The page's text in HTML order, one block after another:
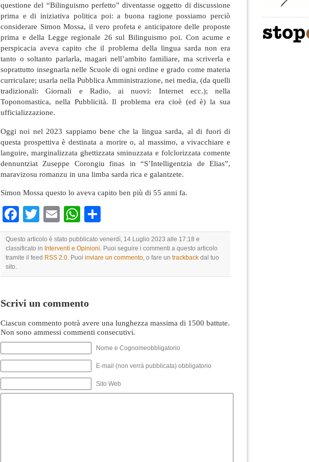
questione del “Bilinguismo perfetto” diventasse oggetto di discussione
prima e di iniziativa politica poi: a buona ragione possiamo perciò
considerare Simon Mossa, il vero profeta e anticipatore delle proposte
prima e della Legge regionale 26 sul Bilinguismo poi. Con acume e
perspicacia aveva capito che il problema della lingua sarda non era
tanto o soltanto parlarla, magari nell’ambito familiare, ma scriverla e
soprattutto insegnarla nelle Scuole di ogni ordine e grado come materia
curriculare; usarla nella Pubblica Amministrazione, nei media, (da quelli
tradizionali: Giornali e Radio, ai nuovi: Internet ecc.); nella
Toponomastica, nella Pubblicità. Il problema era cioè (ed è) la sua
ufficializzazione.
Oggi noi nel 2023 sappiamo bene che la lingua sarda, al di fuori di
questa prospettiva è destinata a morire o, al massimo, a vivacchiare e
languire, marginalizzata ghettizzata sminuzzata e folclorizzata comente
dennuntziat Zuseppe Corongiu finas in “S’Intelligentzia de Elias”,
maravizosu romanzu in una limba sarda rica e galantzete.
Simon Mossa questo lo aveva capito ben più di 55 anni fa.
Facebook
TwitterEmailWhatsApp
Questo articolo è stato pubblicato venerdì, 14 Luglio 2023 alle 17:18 e
classificato in Interventi e Opinioni. Puoi seguire i commenti a questo articolo
tramite il feed RSS 2.0. Puoi inviare un commento, o fare un trackback dal tuo
sito.
Scrivi un commento
Ciascun commento potrà avere una lunghezza massima di 1500 battute.
Non sono ammessi commenti consecutivi.
Nome e Cognomeobbligatorio
E-mail (non verrà pubblicata) obbligatorio
Sito Web